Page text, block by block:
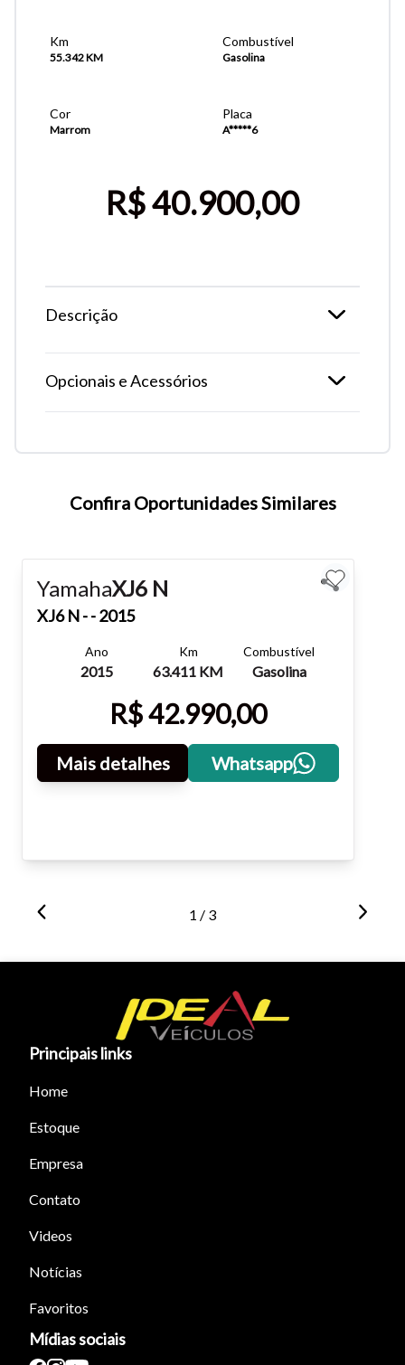
Tamanho do texto
atalhos Ctrl+ (para aumentar) e Ctrl- (para diminuir) no seu
Fechar
Km
55.342 KM
Combustível
Gasolina
Cor
Marrom
Placa
A*****6
R$ 40.900,00
Descrição
Opcionais e Acessórios
Confira Oportunidades Similares
YamahaXJ6 N
XJ6 N- - 2015
Ano
2015
Km
63.411 KM
Combustível
Gasolina
R$ 42.990,00
Mais detalhes Whatsapp
1 / 3
Principais links
Home
Estoque
Empresa
Contato
Videos
Notícias
Favoritos
Mídias sociais